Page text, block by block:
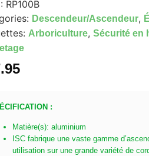
RP100B
Descendeur/Ascendeur,
Arboriculture, Sécurité en
:
Matière(s): aluminium
ISC fabrique une vaste gamme
utilisation sur une grande variété de